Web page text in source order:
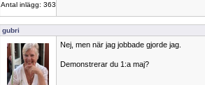
Antal inlägg: 363
gubri
Nej, men när jag jobbade gjorde jag.
Demonstrerar du 1:a maj?